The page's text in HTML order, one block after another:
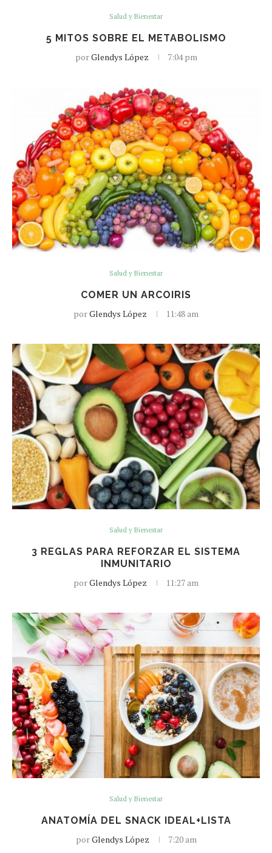
Salud y Bienestar
5 MITOS SOBRE EL METABOLISMO
porGlendys López 7:04 pm
Salud y Bienestar
COMER UN ARCOIRIS
porGlendys López 11:48 am
Salud y Bienestar
3 REGLAS PARA REFORZAR EL SISTEMA
INMUNITARIO
porGlendys López 11:27 am
Salud y Bienestar
ANATOMÍA DEL SNACK IDEAL+LISTA
porGlendys López 7:20 am